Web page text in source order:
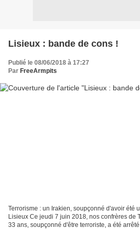
Lisieux : bande de cons !
Publié le 08/06/2018 à 17:27
Par FreeArmpits
Terrorisme : un Irakien, soupçonné d'avoir été
Lisieux Ce jeudi 7 juin 2018, nos confrères de
33 ans, soupçonné d'être terroriste, a été